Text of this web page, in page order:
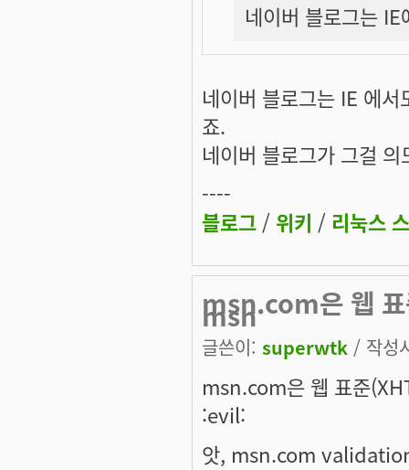
네이버 블로그는
네이버 블로그는 IE 에
죠.
네이버 블로그가 그걸
----
블로그 / 위키 / 리눅스
msn.com은 웹
msn
글쓴이: superwtk / 작성
msn.com은 웹 표준
:evil:
앗, msn.com